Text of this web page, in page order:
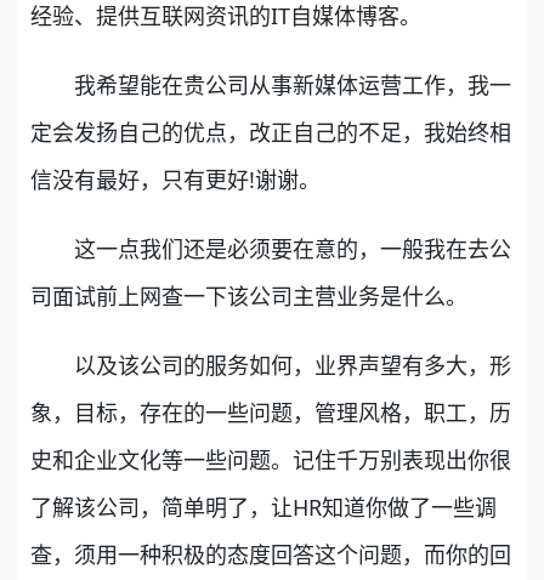
经验、提供互联网资讯的IT自媒体博客。
我希望能在贵公司从事新媒体运营工作，我一
定会发扬自己的优点，改正自己的不足，我始终相
信没有最好，只有更好!谢谢。
这一点我们还是必须要在意的，一般我在去公
司面试前上网查一下该公司主营业务是什么。
以及该公司的服务如何，业界声望有多大，形
象，目标，存在的一些问题，管理风格，职工，历
史和企业文化等一些问题。记住千万别表现出你很
了解该公司，简单明了，让HR知道你做了一些调
查，须用一种积极的态度回答这个问题，而你的回